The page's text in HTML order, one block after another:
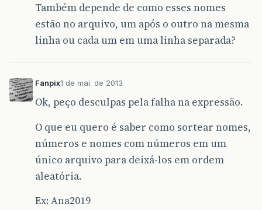
Também depende de como esses nomes
estão no arquivo, um após o outro na mesma
linha ou cada um em uma linha separada?
Fanpix1 de mai. de 2013
Ok, peço desculpas pela falha na expressão.
O que eu quero é saber como sortear nomes,
números e nomes com números em um
único arquivo para deixá-los em ordem
aleatória.
Ex: Ana2019